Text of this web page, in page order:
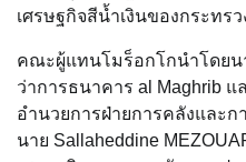
เศรษฐกิจสีน้ำเงินของกระทร
คณะผู้แทนโมร็อกโกนำโดยน
ว่าการธนาคาร al Maghrib แ
อำนวยการฝ่ายการคลังและก
นาย Sallaheddine